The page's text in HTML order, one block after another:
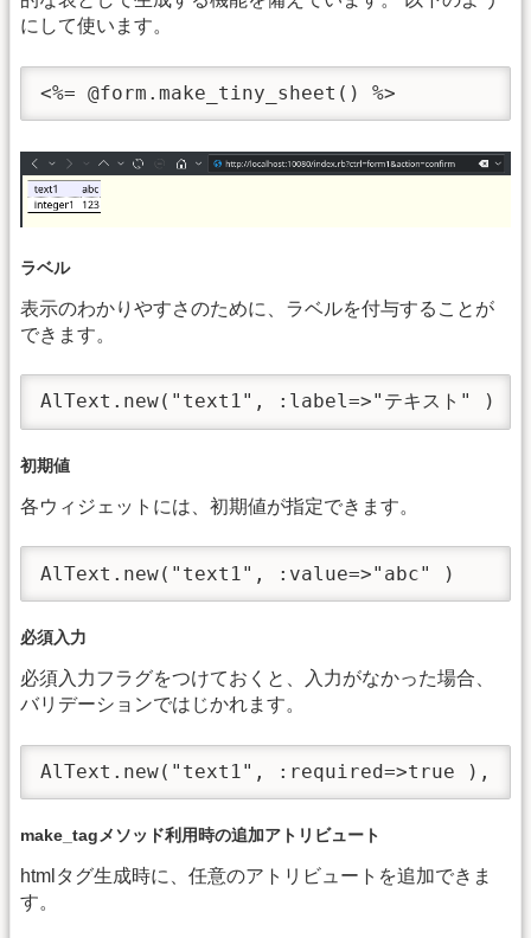
にして使います。
<%= @form.make_tiny_sheet() %>
ラベル
表示のわかりやすさのために、ラベルを付与することが
できます。
AlText.new("text1", :label=>"テキスト" )
初期値
各ウィジェットには、初期値が指定できます。
AlText.new("text1", :value=>"abc" )
必須入力
必須入力フラグをつけておくと、入力がなかった場合、
バリデーションではじかれます。
AlText.new("text1", :required=>true ),
make_tagメソッド利用時の追加アトリビュート
htmlタグ生成時に、任意のアトリビュートを追加できま
す。